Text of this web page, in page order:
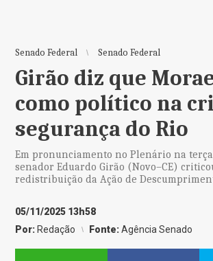
Senado Federal Senado Federal
Girão diz que
como político na
segurança do Rio
Em pronunciamento no Plenário na
senador Eduardo Girão (Novo–CE)
redistribuição da Ação de
05/11/2025 13h58
Por: Redação Fonte:Agência Senado